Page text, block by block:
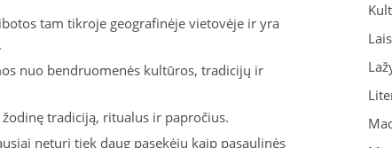
tam tikroje geografinėje vietovėje ir yra
nuo bendruomenės kultūros, tradicijų ir
tradiciją, ritualus ir papročius.
neturi tiek daug pasekėjų kaip pasaulinės